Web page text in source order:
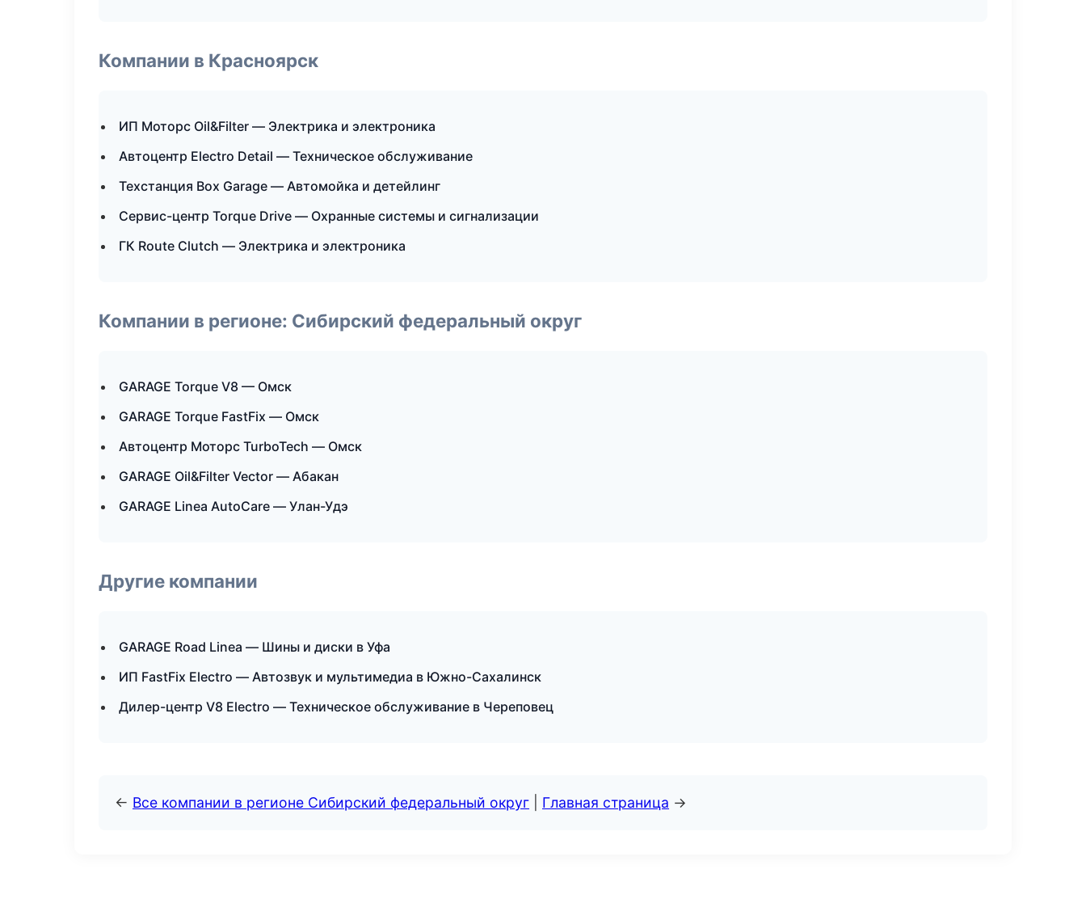
Компании в Красноярск
ИП Моторс Oil&Filter — Электрика и электроника
Автоцентр Electro Detail — Техническое обслуживание
Техстанция Box Garage — Автомойка и детейлинг
Сервис-центр Torque Drive — Охранные системы и сигнализации
ГК Route Clutch — Электрика и электроника
Компании в регионе: Сибирский федеральный округ
GARAGE Torque V8 — Омск
GARAGE Torque FastFix — Омск
Автоцентр Моторс TurboTech — Омск
GARAGE Oil&Filter Vector — Абакан
GARAGE Linea AutoCare — Улан-Удэ
Другие компании
GARAGE Road Linea — Шины и диски в Уфа
ИП FastFix Electro — Автозвук и мультимедиа в Южно-Сахалинск
Дилер-центр V8 Electro — Техническое обслуживание в Череповец
← Все компании в регионе Сибирский федеральный округ Главная страница →